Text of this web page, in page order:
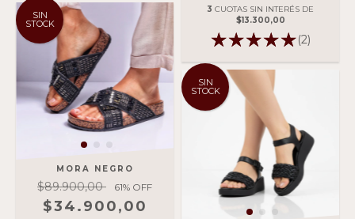
3 CUOTAS SIN INTERÉS DE
$13.300,00
(2)
SIN
STOCK
MORA NEGRO
$89.900,00 61% OFF
$34.900,00
SIN
STOCK